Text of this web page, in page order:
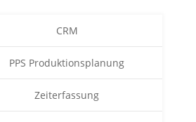
CRM
PPS Produktionsplanung
Zeiterfassung